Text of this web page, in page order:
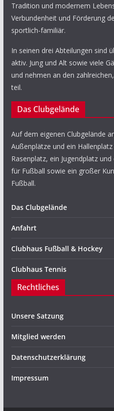
Tradition und modernem
Verbundenheit und Förderung
sportlich-familiär.
In seinen drei Abteilungen sind
aktiv. Jung und Alt sowie viele
und nehmen an den
teil.
Das Clubgelände
Auf dem eigenen Clubgelände
Außenplätze und ein
Rasenplatz, ein Jugendplatz
für Fußball sowie ein großer
Fußball.
Das Clubgelände
Anfahrt
Clubhaus Fußball & Hockey
Clubhaus Tennis
Rechtliches
Unsere Satzung
Mitglied werden
Datenschutzerklärung
Impressum